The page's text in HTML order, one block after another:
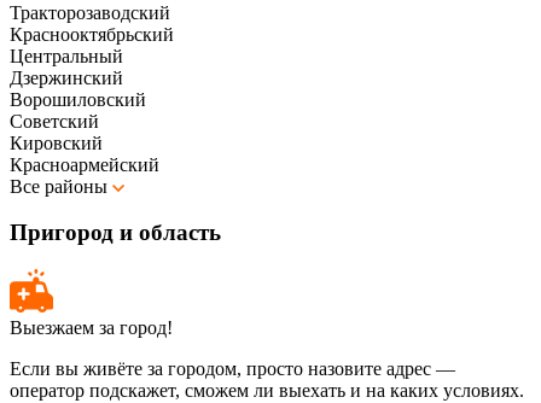
Тракторозаводский
Краснооктябрьский
Центральный
Дзержинский
Ворошиловский
Советский
Кировский
Красноармейский
Все районы
Пригород и область
Выезжаем за город!
Если вы живёте за городом, просто назовите адрес —
оператор подскажет, сможем ли выехать и на каких условиях.